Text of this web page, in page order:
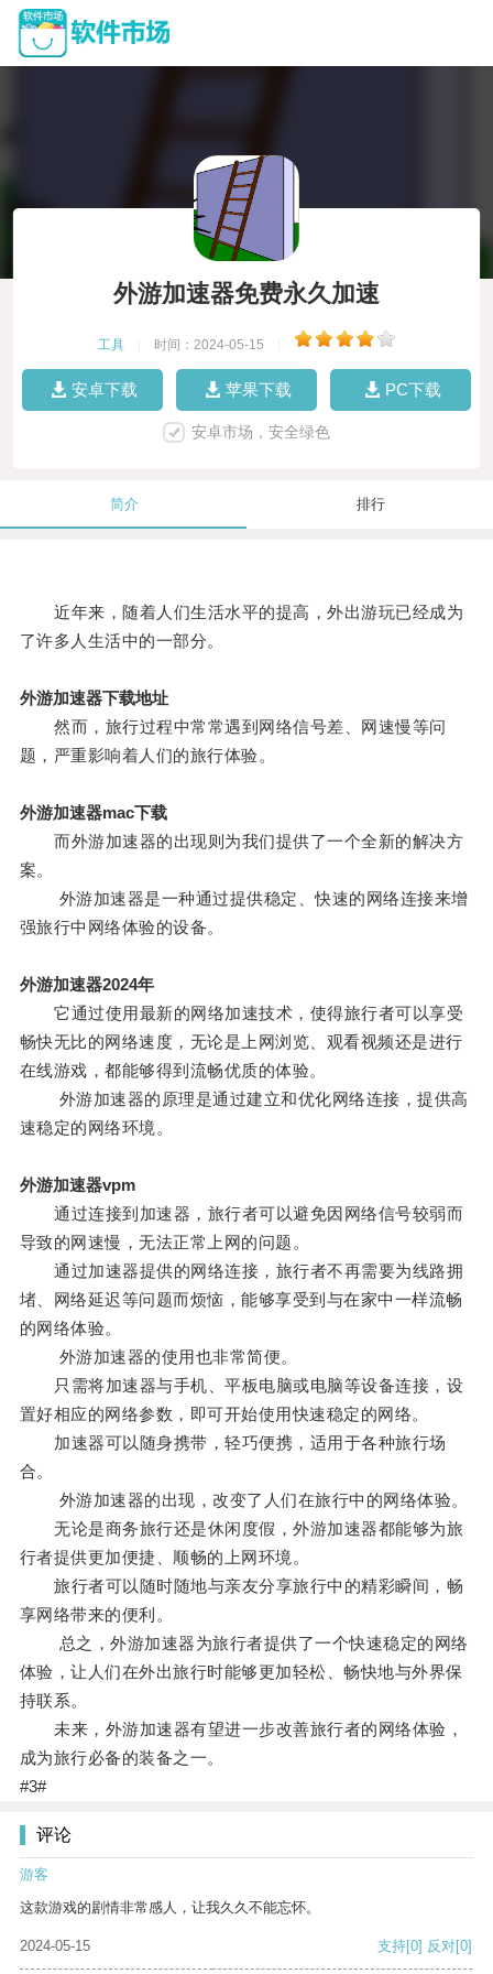
外游加速器免费永久加速
工具 时间：2024-05-15
安卓下载 苹果下载 PC下载
安卓市场，安全绿色
简介 排行
近年来，随着人们生活水平的提高，外出游玩已经成为
了许多人生活中的一部分。
外游加速器下载地址
然而，旅行过程中常常遇到网络信号差、网速慢等问
题，严重影响着人们的旅行体验。
外游加速器mac下载
而外游加速器的出现则为我们提供了一个全新的解决方
案。
外游加速器是一种通过提供稳定、快速的网络连接来增
强旅行中网络体验的设备。
外游加速器2024年
它通过使用最新的网络加速技术，使得旅行者可以享受
畅快无比的网络速度，无论是上网浏览、观看视频还是进行
在线游戏，都能够得到流畅优质的体验。
外游加速器的原理是通过建立和优化网络连接，提供高
速稳定的网络环境。
外游加速器vpm
通过连接到加速器，旅行者可以避免因网络信号较弱而
导致的网速慢，无法正常上网的问题。
通过加速器提供的网络连接，旅行者不再需要为线路拥
堵、网络延迟等问题而烦恼，能够享受到与在家中一样流畅
的网络体验。
外游加速器的使用也非常简便。
只需将加速器与手机、平板电脑或电脑等设备连接，设
置好相应的网络参数，即可开始使用快速稳定的网络。
加速器可以随身携带，轻巧便携，适用于各种旅行场
合。
外游加速器的出现，改变了人们在旅行中的网络体验。
无论是商务旅行还是休闲度假，外游加速器都能够为旅
行者提供更加便捷、顺畅的上网环境。
旅行者可以随时随地与亲友分享旅行中的精彩瞬间，畅
享网络带来的便利。
总之，外游加速器为旅行者提供了一个快速稳定的网络
体验，让人们在外出旅行时能够更加轻松、畅快地与外界保
持联系。
未来，外游加速器有望进一步改善旅行者的网络体验，
成为旅行必备的装备之一。
#3#
评论
游客
这款游戏的剧情非常感人，让我久久不能忘怀。
2024-05-15 支持[0] 反对[0]